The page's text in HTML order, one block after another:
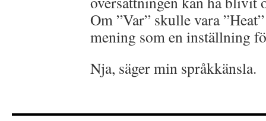
Om ”Var” skulle vara
mening som en inställning
Nja, säger min språkkänsla.